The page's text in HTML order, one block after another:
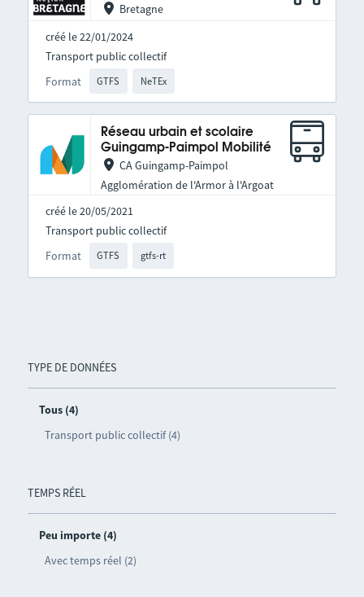
TYPE DE DONNÉES
Tous (4)
Transport public collectif (4)
TEMPS RÉEL
Peu importe (4)
Avec temps réel (2)
Bretagne
créé le 22/01/2024
Format GTFS NeTEx
Transport public collectif
Réseau urbain et scolaire
Guingamp-Paimpol Mobilité
CA Guingamp-Paimpol
Agglomération de l'Armor à l'Argoat
créé le 20/05/2021
Format GTFS gtfs-rt
Transport public collectif